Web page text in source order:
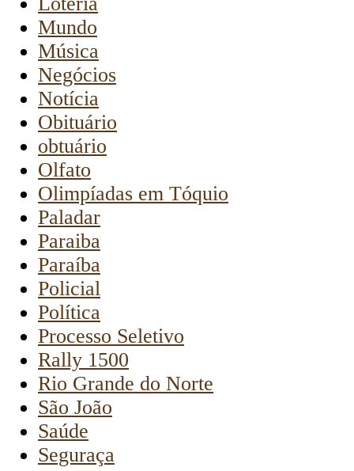
Mundo
Música
Negócios
Notícia
Obituário
obtuário
Olfato
Olimpíadas em Tóquio
Paladar
Paraiba
Paraíba
Policial
Política
Processo Seletivo
Rally 1500
Rio Grande do Norte
São João
Saúde
Seguraça